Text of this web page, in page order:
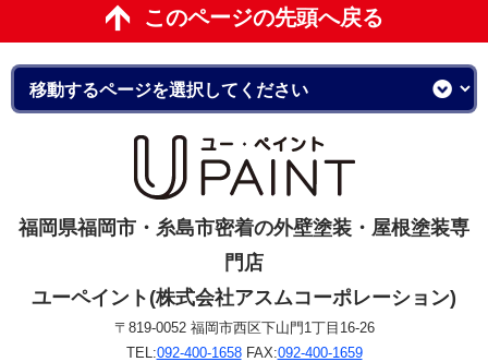
このページの先頭へ戻る
福岡県福岡市・糸島市密着の外壁塗装・屋根塗装専
門店
ユーペイント(株式会社アスムコーポレーション)
〒819-0052 福岡市西区下山門1丁目16-26
TEL:092-400-1658FAX:092-400-1659